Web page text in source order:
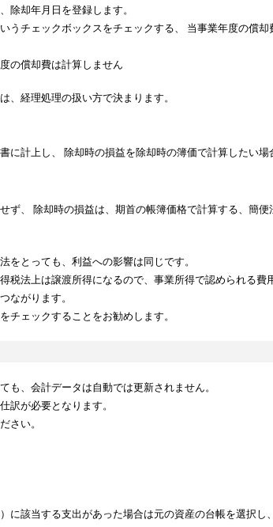
除却年月日を登録します。
うチェックボックスをチェックする、 当事業年度の償却
の償却費は計算しません
、経理処理の扱い方で決まります。
に計上し、 除却時の損益を除却時の簿価で計算したい場
ず、 除却時の損益は、期首の帳簿価格で計算する、簡便
をとっても、利益への影響は同じです。
税法上は譲渡所得になるので、事業所得で認められる費
ながります。
チェックすることをお勧めします。
も、会計データは自動では更新されません。
訳が必要となります。
さい。
に該当する支出があった場合は元の資産の台帳を選択し